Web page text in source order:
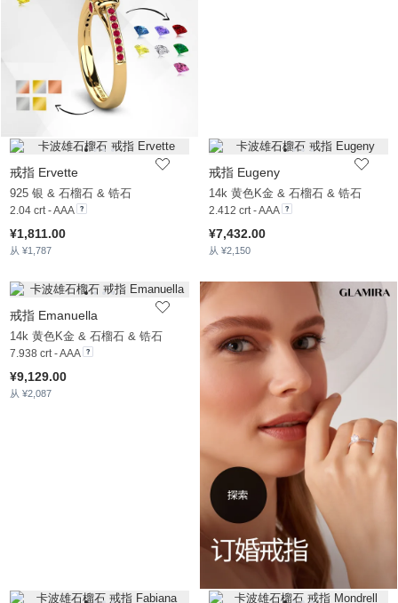
戒指 Ervette
925 银 & 石榴石 & 锆石
2.04 crt - AAA
¥1,811.00
从 ¥1,787
戒指 Eugeny
14k 黄色K金 & 石榴石 & 锆石
2.412 crt - AAA
¥7,432.00
从 ¥2,150
戒指 Emanuella
14k 黄色K金 & 石榴石 & 锆石
7.938 crt - AAA
¥9,129.00
从 ¥2,087